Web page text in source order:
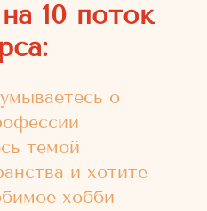
10 поток
о
темой
и хотите
хобби